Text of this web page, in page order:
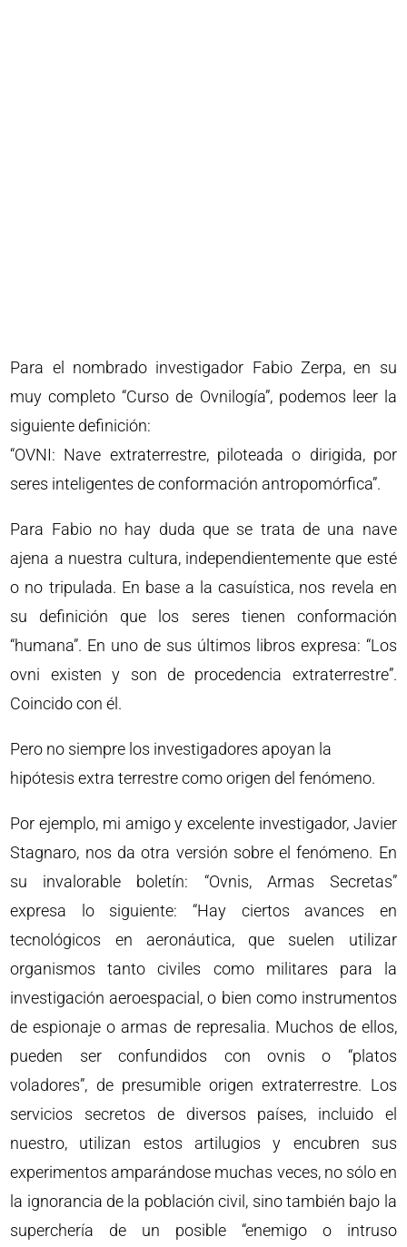
Para el nombrado investigador Fabio Zerpa, en su
muy completo “Curso de Ovnilogía”, podemos leer la
siguiente definición:
“OVNI: Nave extraterrestre, piloteada o dirigida, por
seres inteligentes de conformación antropomórfica”.
Para Fabio no hay duda que se trata de una nave
ajena a nuestra cultura, independientemente que esté
o no tripulada. En base a la casuística, nos revela en
su definición que los seres tienen conformación
“humana”. En uno de sus últimos libros expresa: “Los
ovni existen y son de procedencia extraterrestre”.
Coincido con él.
Pero no siempre los investigadores apoyan la
hipótesis extra terrestre como origen del fenómeno.
Por ejemplo, mi amigo y excelente investigador, Javier
Stagnaro, nos da otra versión sobre el fenómeno. En
su invalorable boletín: “Ovnis, Armas Secretas”
expresa lo siguiente: “Hay ciertos avances en
tecnológicos en aeronáutica, que suelen utilizar
organismos tanto civiles como militares para la
investigación aeroespacial, o bien como instrumentos
de espionaje o armas de represalia. Muchos de ellos,
pueden ser confundidos con ovnis o “platos
voladores”, de presumible origen extraterrestre. Los
servicios secretos de diversos países, incluido el
nuestro, utilizan estos artilugios y encubren sus
experimentos amparándose muchas veces, no sólo en
la ignorancia de la población civil, sino también bajo la
superchería de un posible “enemigo o intruso